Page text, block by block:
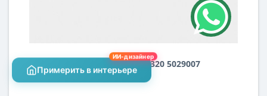
Плафон Semi Drum 320 5029007
Примерить в интерьере
ИИ-дизайнер